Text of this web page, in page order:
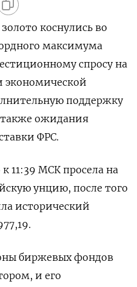
коснулись во
максимума
спросу на
экономической
поддержку
также ожидания
ФРС.
11:39 МСК просела на
унцию, после того
исторический
биржевых фондов
и его